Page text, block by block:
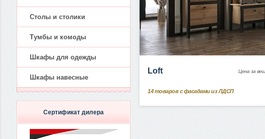
Loft Цена за
14 товаров с фасадами из ЛДСП
Столы и столики
Тумбы и комоды
Шкафы для одежды
Шкафы навесные
Сертификат дилера